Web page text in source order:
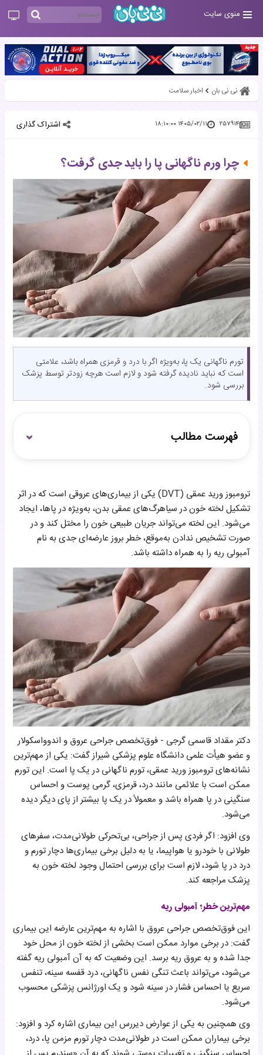
منوی سایت
نی نی بان اخبار سلامت
۲۵۷۹۱۴ ۱۴۰۵/۰۲/۱۱ ۱۸:۱۰:۰۰ اشتراک گذاری
چرا ورم ناگهانی پا را باید جدی گرفت؟
تورم ناگهانی یک پا، به‌ویژه اگر با درد و قرمزی همراه باشد، علامتی
است که نباید نادیده گرفته شود و لازم است هرچه زودتر توسط پزشک
بررسی شود.
فهرست مطالب
چگونه می‌توان از این بیماری پیشگیری کرد؟
ترومبوز ورید عمقی (DVT) یکی از بیماری‌های عروقی است که در اثر
تشکیل لخته خون در سیاهرگ‌های عمقی بدن، به‌ویژه در پاها، ایجاد
می‌شود. این لخته می‌تواند جریان طبیعی خون را مختل کند و در
صورت تشخیص ندادن به‌موقع، خطر بروز عارضه‌ای جدی به نام
آمبولی ریه را به همراه داشته باشد.
دکتر مقداد قاسمی گرجی - فوق‌تخصص جراحی عروق و اندوواسکولار
و عضو هیأت علمی دانشگاه علوم پزشکی شیراز گفت: یکی از مهم‌ترین
نشانه‌های ترومبوز ورید عمقی، تورم ناگهانی در یک پا است. این تورم
ممکن است با علائمی مانند درد، قرمزی، گرمی پوست و احساس
سنگینی در پا همراه باشد و معمولاً در یک پا بیشتر از پای دیگر دیده
می‌شود.
وی افزود: اگر فردی پس از جراحی، بی‌تحرکی طولانی‌مدت، سفرهای
طولانی با خودرو یا هواپیما، یا به دلیل برخی بیماری‌ها دچار تورم و
درد در پا شود، لازم است برای بررسی احتمال وجود لخته خون به
پزشک مراجعه کند.
مهم‌ترین خطر؛ آمبولی ریه
این فوق‌تخصص جراحی عروق با اشاره به مهم‌ترین عارضه این بیماری
گفت: در برخی موارد ممکن است بخشی از لخته خون از محل خود
جدا شده و به عروق ریه برسد. این وضعیت که به آن آمبولی ریه گفته
می‌شود، می‌تواند باعث تنگی نفس ناگهانی، درد قفسه سینه، تنفس
سریع یا احساس فشار در سینه شود و یک اورژانس پزشکی محسوب
می‌شود.
وی همچنین به یکی از عوارض دیررس این بیماری اشاره کرد و افزود:
برخی بیماران ممکن است در طولانی‌مدت دچار تورم مزمن پا، درد،